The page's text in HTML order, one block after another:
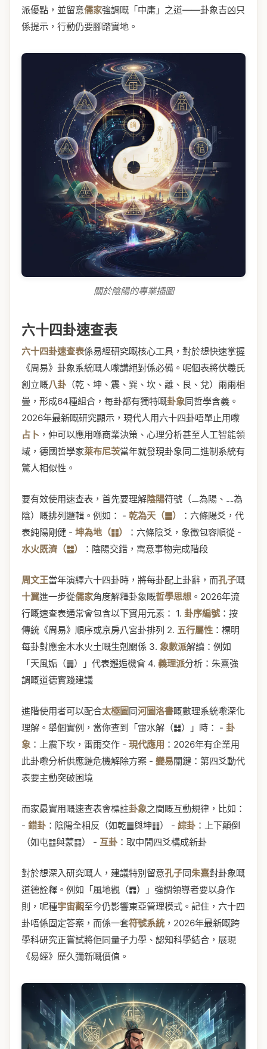
派優點，並留意儒家強調嘅「中庸」之道——卦象吉凶只
係提示，行動仍要腳踏實地。
關於陰陽的專業插圖
六十四卦速查表
六十四卦速查表係易經研究嘅核心工具，對於想快速掌握
《周易》卦象系統嘅人嚟講絕對係必備。呢個表將伏羲氏
創立嘅八卦 （乾、坤、震、巽、坎、離、艮、兌）兩兩相
疊，形成64種組合，每卦都有獨特嘅卦象同哲學含義。
2026年最新嘅研究顯示，現代人用六十四卦唔單止用嚟
占卜 ，仲可以應用喺商業決策、心理分析甚至人工智能領
域，德國哲學家萊布尼茨當年就發現卦象同二進制系統有
驚人相似性。
要有效使用速查表，首先要理解陰陽符號（⚊為陽、⚋為
陰）嘅排列邏輯。例如： - 乾為天（䷀）
：六條陽爻，代
表純陽剛健 - 坤為地（䷁）
：六條陰爻，象徵包容順從 -
水火既濟（䷾）
：陰陽交錯，寓意事物完成階段
周文王當年演繹六十四卦時，將每卦配上卦辭，而孔子嘅
十翼進一步從儒家角度解釋卦象嘅哲學思想 。2026年流
行嘅速查表通常會包含以下實用元素： 1. 卦序編號：按
傳統《周易》順序或京房八宮卦排列 2. 五行屬性 ：標明
每卦對應金木水火土嘅生剋關係 3. 象數派解讀：例如
「天風姤（䷫）」代表邂逅機會 4. 義理派分析：朱熹強
調嘅道德實踐建議
進階使用者可以配合太極圖 同河圖洛書嘅數理系統嚟深化
理解。舉個實例，當你查到「雷水解（䷧）」時： - 卦
象 ：上震下坎，雷雨交作 - 現代應用 ：2026年有企業用
此卦嚟分析供應鏈危機解除方案 - 變易關鍵：第四爻動代
表要主動突破困境
而家最實用嘅速查表會標註卦象之間嘅互動規律，比如：
- 錯卦 ：陰陽全相反（如乾䷀與坤䷁） - 綜卦 ：上下顛倒
（如屯䷂與蒙䷃） - 互卦 ：取中間四爻構成新卦
對於想深入研究嘅人，建議特別留意孔子同朱熹對卦象嘅
道德詮釋。例如「風地觀（䷓）」強調領導者要以身作
則，呢種宇宙觀至今仍影響東亞管理模式。記住，六十四
卦唔係固定答案，而係一套符號系統，2026年最新嘅跨
學科研究正嘗試將佢同量子力學、認知科學結合，展現
《易經》歷久彌新嘅價值。